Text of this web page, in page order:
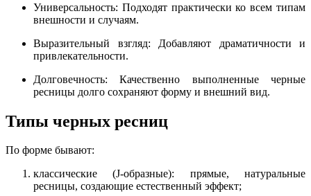
Универсальность: Подходят практически ко всем типам
внешности и случаям.
Выразительный взгляд: Добавляют драматичности и
привлекательности.
Долговечность: Качественно выполненные черные
ресницы долго сохраняют форму и внешний вид.
Типы черных ресниц
По форме бывают:
классические (J-образные): прямые, натуральные
ресницы, создающие естественный эффект;